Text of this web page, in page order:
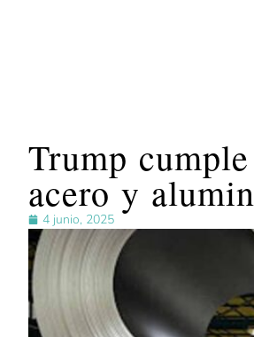
Trump
acero y
4 junio, 2025